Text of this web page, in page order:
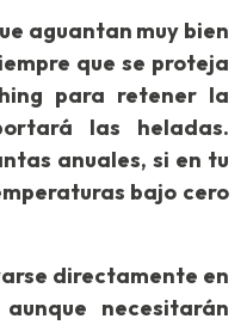
aguantan muy bien
que se proteja
para retener la
las heladas.
anuales, si en tu
bajo cero
directamente en
necesitarán